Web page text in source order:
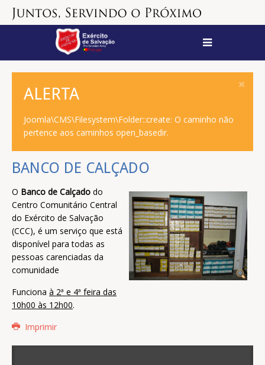
ALERTA
Joomla\CMS\Filesystem\Folder::create: O caminho não
pertence aos caminhos open_basedir.
BANCO DE CALÇADO
O Banco de Calçado do
Centro Comunitário Central
do Exército de Salvação
(CCC), é um serviço que está
disponível para todas as
pessoas carenciadas da
comunidade
Funciona à 2ª e 4ª feira das
10h00 às 12h00.
Imprimir